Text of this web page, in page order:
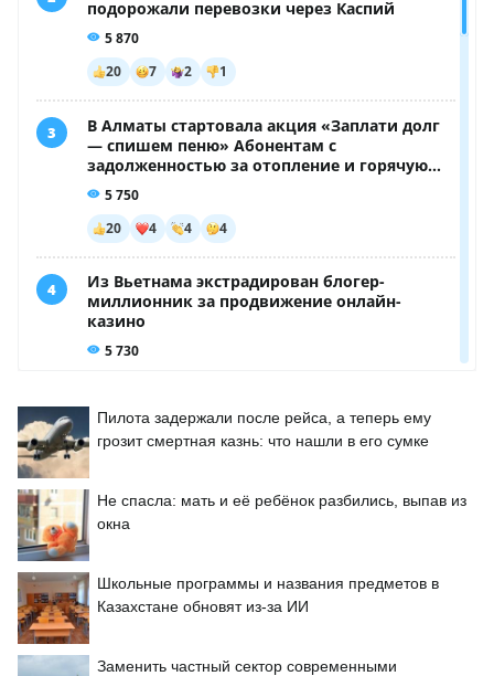
Пилота задержали после рейса, а теперь ему
грозит смертная казнь: что нашли в его сумке
Не спасла: мать и её ребёнок разбились, выпав из
окна
Школьные программы и названия предметов в
Казахстане обновят из-за ИИ
Заменить частный сектор современными